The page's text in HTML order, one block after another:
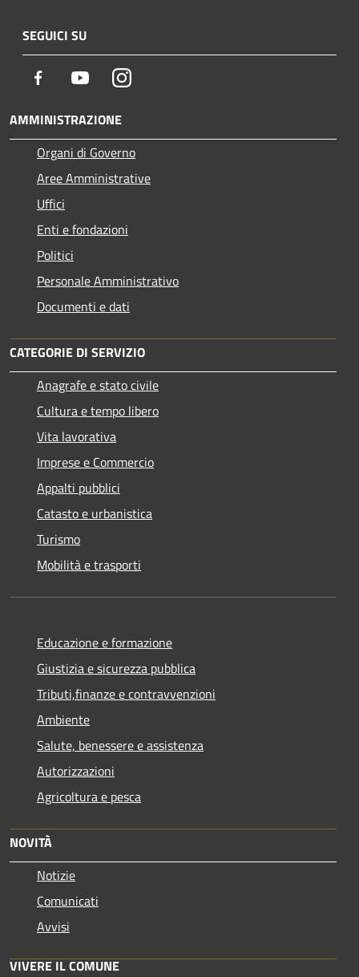
SEGUICI SU
Facebook YoutubeInstagram
AMMINISTRAZIONE
Organi di Governo
Aree Amministrative
Uffici
Enti e fondazioni
Politici
Personale Amministrativo
Documenti e dati
CATEGORIE DI SERVIZIO
Anagrafe e stato civile
Cultura e tempo libero
Vita lavorativa
Imprese e Commercio
Appalti pubblici
Catasto e urbanistica
Turismo
Mobilità e trasporti
Educazione e formazione
Giustizia e sicurezza pubblica
Tributi,finanze e contravvenzioni
Ambiente
Salute, benessere e assistenza
Autorizzazioni
Agricoltura e pesca
NOVITÀ
Notizie
Comunicati
Avvisi
VIVERE IL COMUNE